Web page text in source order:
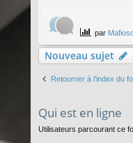
par
Nouveau sujet
Retourner à l’index du
Qui est en ligne
Utilisateurs parcourant ce